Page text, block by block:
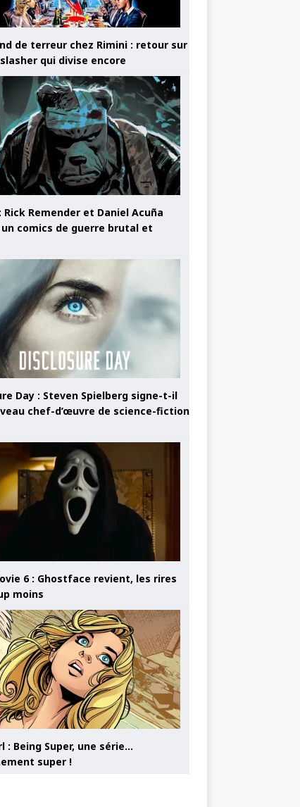
de terreur chez Rimini : retour sur
qui divise encore
Rick Remender et Daniel Acuña
comics de guerre brutal et
Day : Steven Spielberg signe-t-il
chef-d’œuvre de science-fiction
6 : Ghostface revient, les rires
moins
: Being Super, une série…
super !